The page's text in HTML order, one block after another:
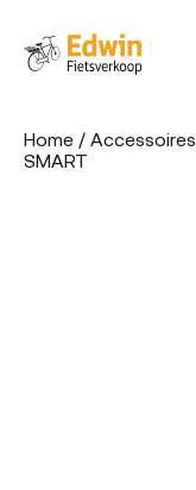
Home / Accessoires
SMART